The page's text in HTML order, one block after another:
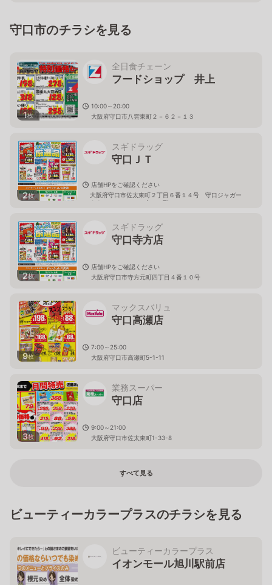
守口市のチラシを見る
1枚
全日食チェーン
フードショップ 井上
10:00～20:00
大阪府守口市八雲東町２－６２－１３
2枚
スギドラッグ
守口ＪＴ
店舗HPをご確認ください
大阪府守口市佐太東町２丁目６番１４号 守口ジャガー
タウン ＧＲＥＥＮ内 １階
2枚
スギドラッグ
守口寺方店
店舗HPをご確認ください
大阪府守口市寺方元町四丁目４番１０号
9枚
マックスバリュ
守口高瀬店
7:00～25:00
大阪府守口市高瀬町5-1-11
3枚
業務スーパー
守口店
9:00～21:00
大阪府守口市佐太東町1-33-8
すべて見る
ビューティーカラープラスのチラシを見る
ビューティーカラープラス
イオンモール旭川駅前店